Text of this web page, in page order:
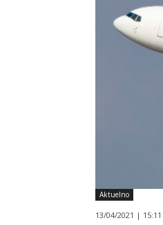
Aktuelno
13/04/2021 | 15:11